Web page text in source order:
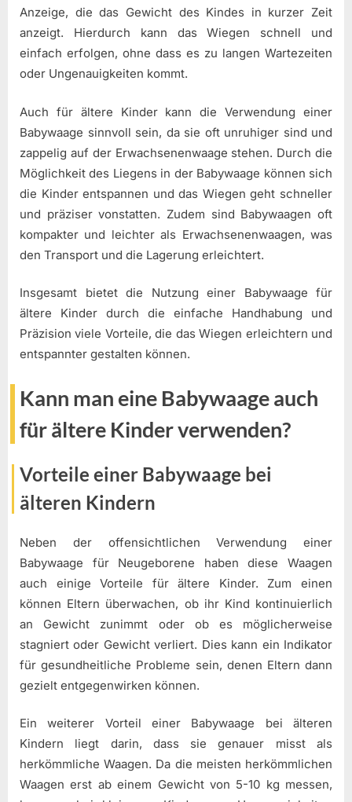
Anzeige, die das Gewicht des Kindes in kurzer Zeit
anzeigt. Hierdurch kann das Wiegen schnell und
einfach erfolgen, ohne dass es zu langen Wartezeiten
oder Ungenauigkeiten kommt.
Auch für ältere Kinder kann die Verwendung einer
Babywaage sinnvoll sein, da sie oft unruhiger sind und
zappelig auf der Erwachsenenwaage stehen. Durch die
Möglichkeit des Liegens in der Babywaage können sich
die Kinder entspannen und das Wiegen geht schneller
und präziser vonstatten. Zudem sind Babywaagen oft
kompakter und leichter als Erwachsenenwaagen, was
den Transport und die Lagerung erleichtert.
Insgesamt bietet die Nutzung einer Babywaage für
ältere Kinder durch die einfache Handhabung und
Präzision viele Vorteile, die das Wiegen erleichtern und
entspannter gestalten können.
Kann man eine Babywaage auch
für ältere Kinder verwenden?
Vorteile einer Babywaage bei
älteren Kindern
Neben der offensichtlichen Verwendung einer
Babywaage für Neugeborene haben diese Waagen
auch einige Vorteile für ältere Kinder. Zum einen
können Eltern überwachen, ob ihr Kind kontinuierlich
an Gewicht zunimmt oder ob es möglicherweise
stagniert oder Gewicht verliert. Dies kann ein Indikator
für gesundheitliche Probleme sein, denen Eltern dann
gezielt entgegenwirken können.
Ein weiterer Vorteil einer Babywaage bei älteren
Kindern liegt darin, dass sie genauer misst als
herkömmliche Waagen. Da die meisten herkömmlichen
Waagen erst ab einem Gewicht von 5-10 kg messen,